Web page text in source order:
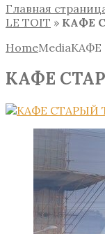
Главная
LE TOIT » КАФЕ
HomeMedia
КАФЕ